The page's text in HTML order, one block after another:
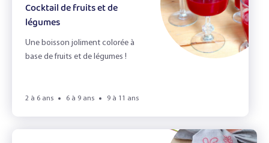
La Cuisine
la fete d'école
Le Goût
Cocktail de fruits et de
légumes
Une boisson joliment colorée à
base de fruits et de légumes !
2 à 6 ans 6 à 9 ans 9 à 11 ans